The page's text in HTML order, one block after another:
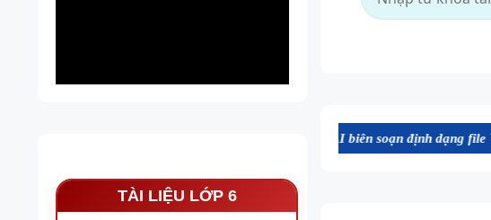
TÀI LIỆU LỚP 6
website này được chúng tôi ứng dụng AI biên soạn định dạng file Word chất